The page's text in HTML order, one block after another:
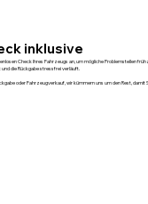
inklusive
Check Ihres Fahrzeugs an, um mögliche Problemstellen
die Rückgabe stressfrei verläuft.
oder Fahrzeugverkauf, wir kümmern uns um den Rest, damit